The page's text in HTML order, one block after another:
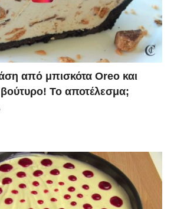
από μπισκότα Oreo και
Το αποτέλεσμα;